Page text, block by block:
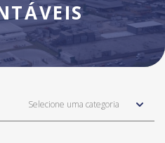
Selecione uma categoria